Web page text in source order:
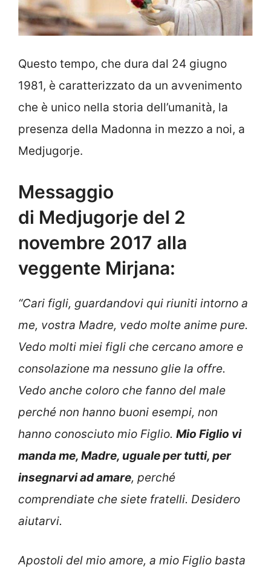
Questo tempo, che dura dal 24 giugno
1981, è caratterizzato da un avvenimento
che è unico nella storia dell’umanità, la
presenza della Madonna in mezzo a noi, a
Medjugorje.
Messaggio
di Medjugorje del 2
novembre 2017 alla
veggente Mirjana:
“Cari figli, guardandovi qui riuniti intorno a
me, vostra Madre, vedo molte anime pure.
Vedo molti miei figli che cercano amore e
consolazione ma nessuno glie la offre.
Vedo anche coloro che fanno del male
perché non hanno buoni esempi, non
hanno conosciuto mio Figlio. Mio Figlio vi
manda me, Madre, uguale per tutti, per
insegnarvi ad amare, perché
comprendiate che siete fratelli. Desidero
aiutarvi.
Apostoli del mio amore, a mio Figlio basta